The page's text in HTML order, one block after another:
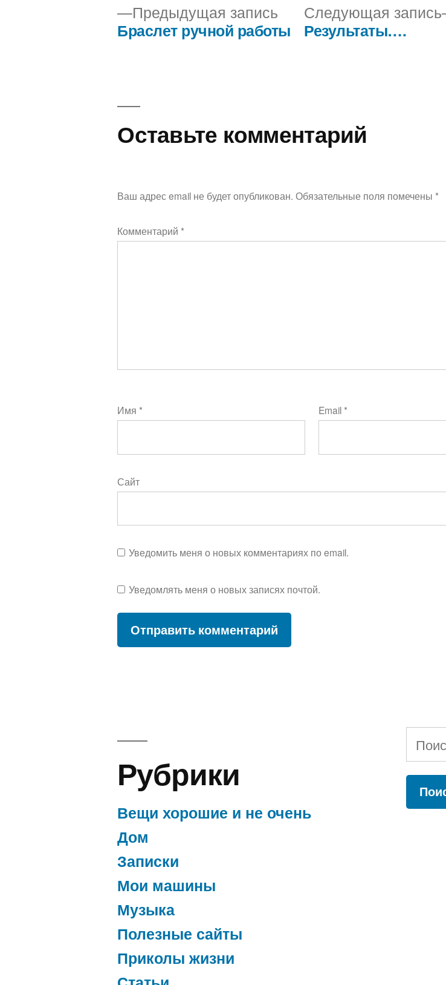
Навигация
записям
Предыдущая запись Предыдущая
запись:
Браслет ручной работы
Следующая запись
Результаты….
Оставьте комментарий
Ваш адрес email не будет опубликован. Обязательные поля помечены *
Комментарий *
Имя * Email *
Сайт
Уведомить меня о новых комментариях по email.
Уведомлять меня о новых записях почтой.
Рубрики
Вещи хорошие и не очень
Дом
Записки
Мои машины
Музыка
Полезные сайты
Приколы жизни
Найти: